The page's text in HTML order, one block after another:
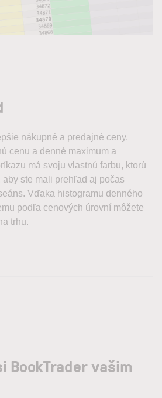
nákupné a predajné ceny,
cenu a denné maximum a
má svoju vlastnú farbu, ktorú
ste mali prehľad aj počas
Vďaka histogramu denného
podľa cenových úrovní môžete
trhu.
BookTrader vašim